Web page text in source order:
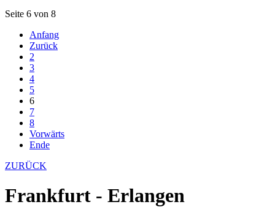
Seite 6 von 8
Anfang
Zurück
2
3
4
5
6
7
8
Vorwärts
Ende
ZURÜCK
Frankfurt - Erlangen